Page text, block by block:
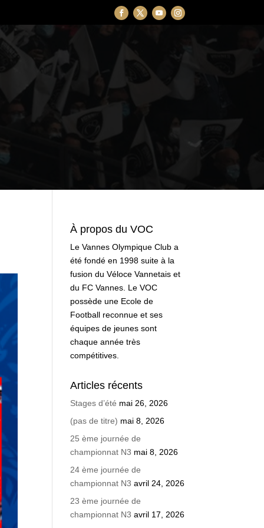
À propos du VOC
Le Vannes Olympique Club a
été fondé en 1998 suite à la
fusion du Véloce Vannetais et
du FC Vannes. Le VOC
possède une Ecole de
Football reconnue et ses
équipes de jeunes sont
chaque année très
compétitives.
Articles récents
Stages d’été mai 26, 2026
(pas de titre) mai 8, 2026
25 ème journée de
championnat N3 mai 8, 2026
24 ème journée de
championnat N3 avril 24, 2026
23 ème journée de
championnat N3 avril 17, 2026